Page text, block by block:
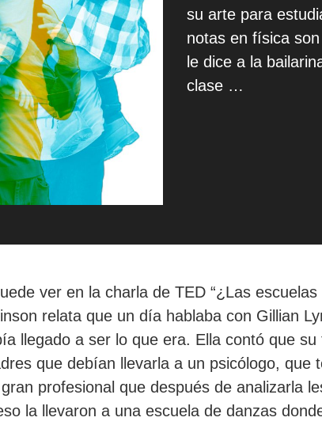
su arte para
notas en física
le dice a la
clase …
ver en la charla de TED “¿Las
relata que un día hablaba con Gillian
llegado a ser lo que era. Ella contó que
que debían llevarla a un psicólogo, que
profesional que después de analizarla
la llevaron a una escuela de danzas